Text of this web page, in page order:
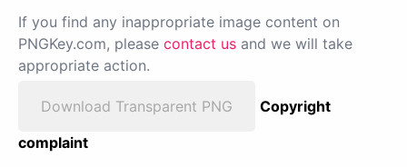
If you find any inappropriate image content on
PNGKey.com, please contact us and we will take
appropriate action.
Download Transparent PNG
Copyright
complaint